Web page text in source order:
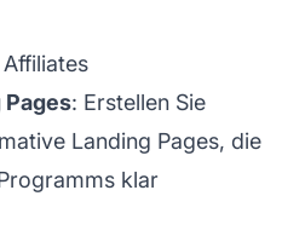
: Erstellen Sie
Landing Pages, die
klar